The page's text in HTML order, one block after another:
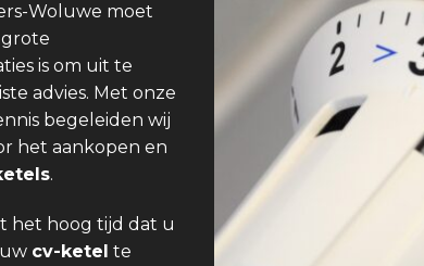
Woluwe moet
is om uit te
advies. Met onze
begeleiden wij
het aankopen en
.
het hoog tijd dat u
cv-ketel te